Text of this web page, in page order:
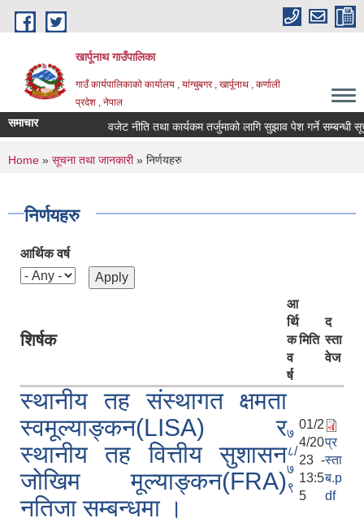
Skip to main content
खार्पूनाथ गाउँपालिका
गाउँ कार्यपालिकाको कार्यालय , यांग्चुबगर , खार्पूनाथ , कर्णाली
प्रदेश , नेपाल
समाचार वजेट नीति तथा कार्यकम तर्जुमाको लागि सुझाव पेश गर्ने सम्बन्धी
You are here
Home » सूचना तथा जानकारी» निर्णयहरु
निर्णयहरु
आर्थिक वर्ष
शिर्षक
आ
र्थि
क
व
र्ष
मिति
द
स्ता
वेज
स्थानीय तह संस्थागत क्षमता
स्वमूल्याङ्कन(LISA) र
स्थानीय तह वित्तीय सुशासन
जोखिम मूल्याङ्कन(FRA)
नतिजा सम्बन्धमा ।
७
८/
७
९
01/2
4/20
23 -
13:5
5
प्र
स्ता
ब.p
df